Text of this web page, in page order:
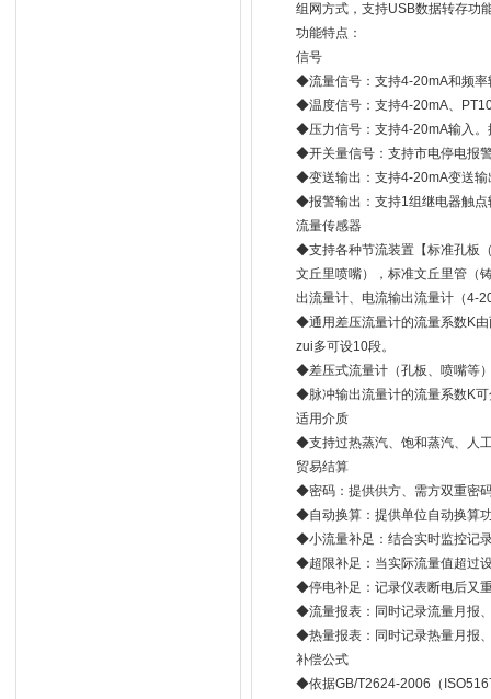
组网方式，支持USB数据转存功
功能特点：
信号
◆流量信号：支持4-20mA和频
◆温度信号：支持4-20mA、
◆压力信号：支持4-20mA输入
◆开关量信号：支持市电停电报
◆变送输出：支持4-20mA变送输
◆报警输出：支持1组继电器触点
流量传感器
◆支持各种节流装置【标准孔板
文丘里喷嘴），标准文丘里管（
出流量计、电流输出流量计（4-
◆通用差压流量计的流量系数K
zui多可设10段。
◆差压式流量计（孔板、喷嘴等
◆脉冲输出流量计的流量系数K
适用介质
◆支持过热蒸汽、饱和蒸汽、人
贸易结算
◆密码：提供供方、需方双重密
◆自动换算：提供单位自动换算
◆小流量补足：结合实时监控记
◆超限补足：当实际流量值超过
◆停电补足：记录仪表断电后又
◆流量报表：同时记录流量月报
◆热量报表：同时记录热量月报
补偿公式
◆依据GB/T2624-2006（